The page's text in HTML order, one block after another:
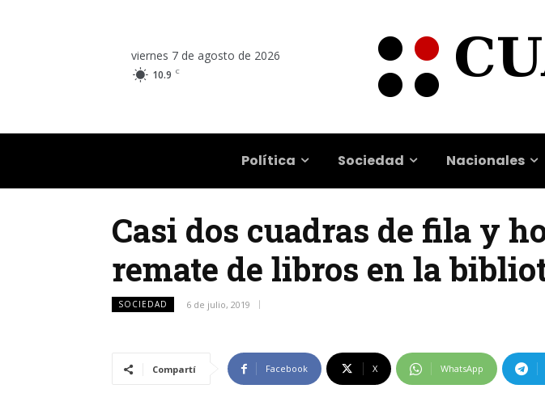
viernes 7 de agosto de 2026
10.9 C
Política Sociedad Nacionales
Casi dos cuadras de fila y
remate de libros en la
SOCIEDAD 6 de julio, 2019
Compartí Facebook X WhatsApp